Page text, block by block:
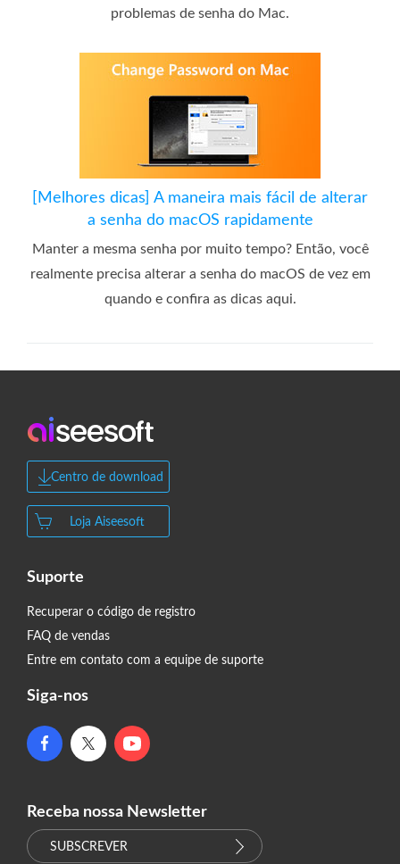
problemas de senha do Mac.
[Melhores dicas] A maneira mais fácil de alterar
a senha do macOS rapidamente
Manter a mesma senha por muito tempo? Então, você
realmente precisa alterar a senha do macOS de vez em
quando e confira as dicas aqui.
Centro de download
Loja Aiseesoft
Suporte
Recuperar o código de registro
FAQ de vendas
Entre em contato com a equipe de suporte
Siga-nos
Receba nossa Newsletter
SUBSCREVER